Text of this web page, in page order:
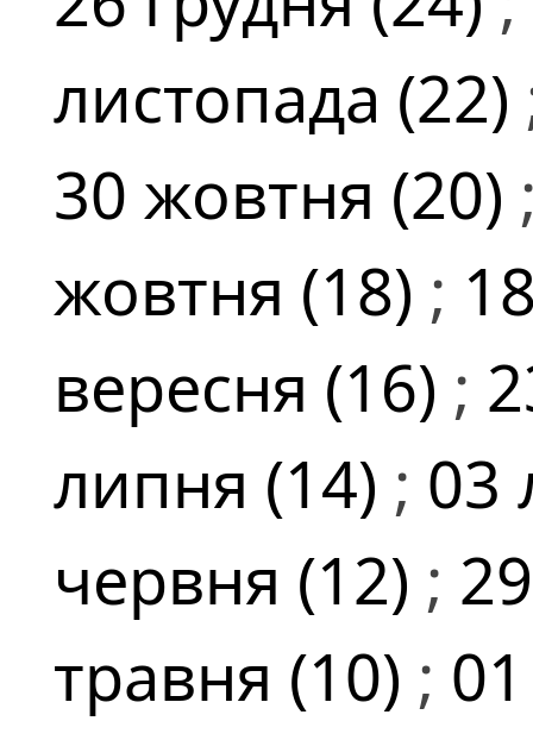
листопада (22)
30 жовтня (20)
жовтня (18) ;
вересня (16) ;
липня (14) ; 03
червня (12) ;
травня (10) ;